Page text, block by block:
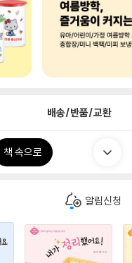
배송/반품/교환
책 속으로
알림신청